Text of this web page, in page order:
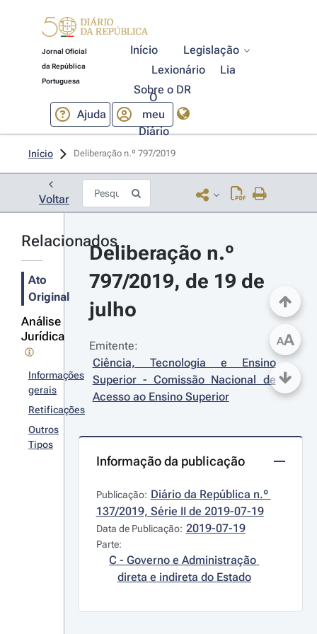
Jornal Oficial
da República
Portuguesa
Início
Legislação
Lexionário
Lia
Sobre o DR
Ajuda
O
meu
Diário
Início Deliberação n.º 797/2019
Voltar
Relacionados
Ato
Original
Análise
Jurídica
Informações
gerais
Retificações
Outros
Tipos
Deliberação n.º
797/2019, de 19 de
julho
Emitente:
Ciência, Tecnologia e Ensino
Superior - Comissão Nacional de
Acesso ao Ensino Superior
Informação da publicação
Publicação: Diário da República n.º
137/2019, Série II de 2019-07-19
Data de Publicação: 2019-07-19
Parte:
C - Governo e Administração
direta e indireta do Estado
AA